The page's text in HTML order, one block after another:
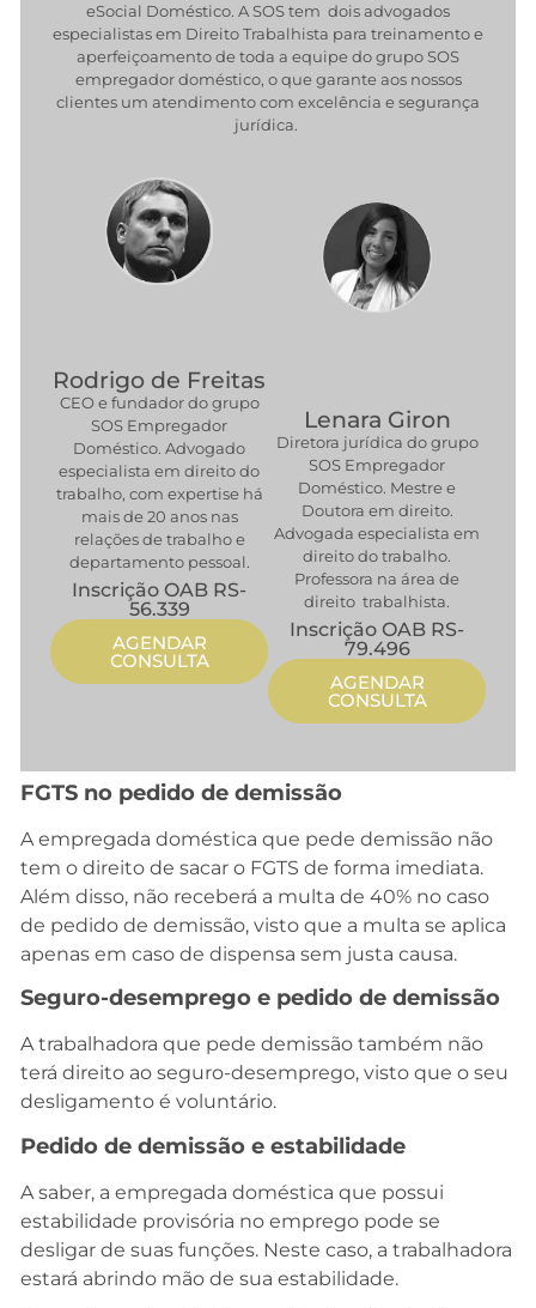
eSocial Doméstico. A SOS tem dois advogados
especialistas em Direito Trabalhista para treinamento e
aperfeiçoamento de toda a equipe do grupo SOS
empregador doméstico, o que garante aos nossos
clientes um atendimento com excelência e segurança
jurídica.
Rodrigo de Freitas
CEO e fundador do grupo
SOS Empregador
Doméstico. Advogado
especialista em direito do
trabalho, com expertise há
mais de 20 anos nas
relações de trabalho e
departamento pessoal.
Inscrição OAB RS-
56.339
AGENDAR
CONSULTA
Lenara Giron
Diretora jurídica do grupo
SOS Empregador
Doméstico. Mestre e
Doutora em direito.
Advogada especialista em
direito do trabalho.
Professora na área de
direito trabalhista.
Inscrição OAB RS-
79.496
AGENDAR
CONSULTA
FGTS no pedido de demissão
A empregada doméstica que pede demissão não
tem o direito de sacar o FGTS de forma imediata.
Além disso, não receberá a multa de 40% no caso
de pedido de demissão, visto que a multa se aplica
apenas em caso de dispensa sem justa causa.
Seguro-desemprego e pedido de demissão
A trabalhadora que pede demissão também não
terá direito ao seguro-desemprego, visto que o seu
desligamento é voluntário.
Pedido de demissão e estabilidade
A saber, a empregada doméstica que possui
estabilidade provisória no emprego pode se
desligar de suas funções. Neste caso, a trabalhadora
estará abrindo mão de sua estabilidade.